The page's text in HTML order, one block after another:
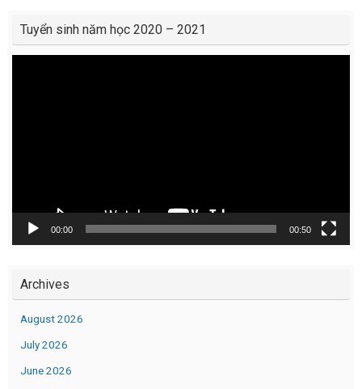
Tuyển sinh năm học 2020 – 2021
00:00 00:50
Archives
August 2026
July 2026
June 2026